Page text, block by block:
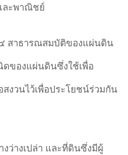
ละพาณิชย์
สาธารณสมบัติของแผ่นดิน
ของแผ่นดินซึ่งใช้เพื่อ
งวนไว้เพื่อประโยชน์ร่วมกัน
ว่างเปล่า และที่ดินซึ่งมีผู้